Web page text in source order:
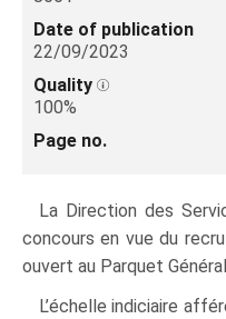
Date of publication
22/09/2023
Quality
100%
Page no.
La Direction des
concours en vue du
ouvert au Parquet
L’échelle indiciaire